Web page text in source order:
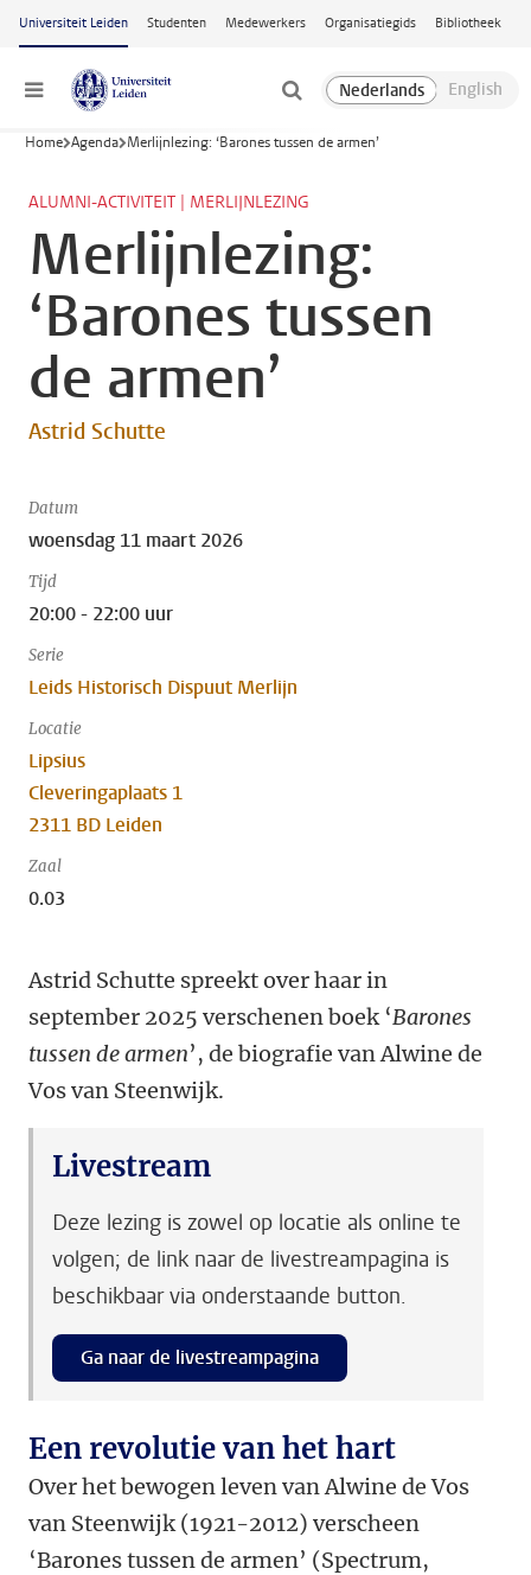
Ga naar hoofdinhoud
Universiteit Leiden Studenten Medewerkers Organisatiegids Bibliotheek
Menu
Home Agenda Merlijnlezing: ‘Barones tussen de armen’
ALUMNI-ACTIVITEIT | MERLIJNLEZING
Merlijnlezing:
‘Barones tussen
de armen’
Astrid Schutte
Datum
woensdag 11 maart 2026
Tijd
20:00 - 22:00 uur
Serie
Leids Historisch Dispuut Merlijn
Locatie
Lipsius
Cleveringaplaats 1
2311 BD Leiden
Zaal
0.03
Astrid Schutte spreekt over haar in
september 2025 verschenen boek ‘Barones
tussen de armen’, de biografie van Alwine de
Vos van Steenwijk.
Livestream
Deze lezing is zowel op locatie als online te
volgen; de link naar de livestreampagina is
beschikbaar via onderstaande button.
Ga naar de livestreampagina
Een revolutie van het hart
Over het bewogen leven van Alwine de Vos
van Steenwijk (1921-2012) verscheen
‘Barones tussen de armen’ (Spectrum,